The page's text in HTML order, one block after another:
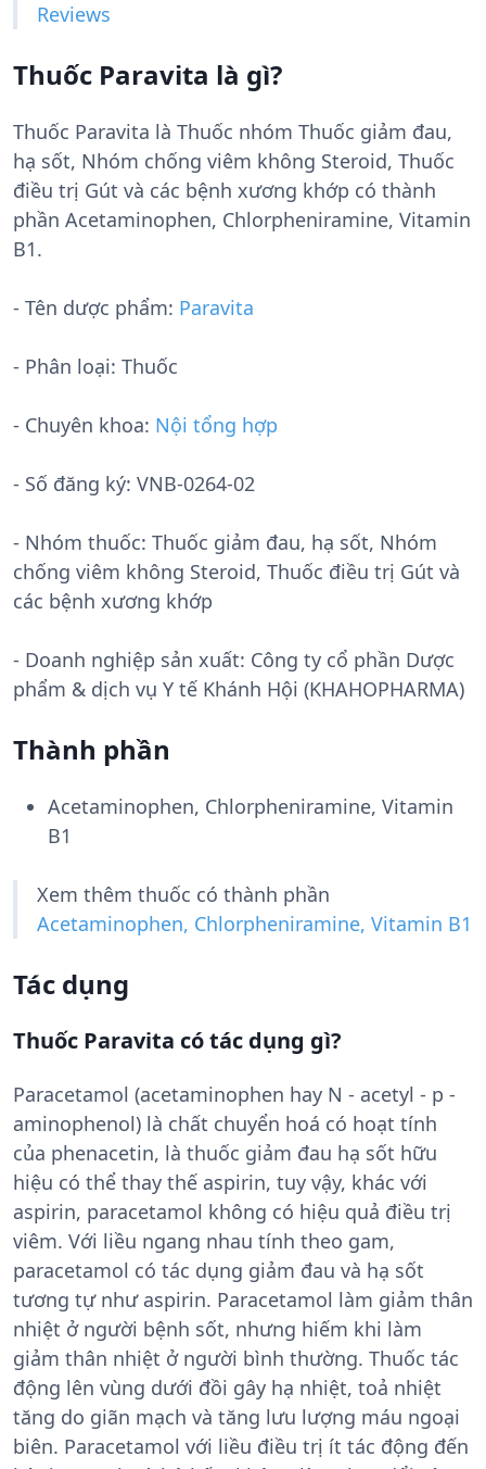
Reviews
Thuốc Paravita là gì?
Thuốc Paravita là Thuốc nhóm Thuốc giảm đau,
hạ sốt, Nhóm chống viêm không Steroid, Thuốc
điều trị Gút và các bệnh xương khớp có thành
phần Acetaminophen, Chlorpheniramine, Vitamin
B1.
- Tên dược phẩm: Paravita
- Phân loại: Thuốc
- Chuyên khoa: Nội tổng hợp
- Số đăng ký: VNB-0264-02
- Nhóm thuốc: Thuốc giảm đau, hạ sốt, Nhóm
chống viêm không Steroid, Thuốc điều trị Gút và
các bệnh xương khớp
- Doanh nghiệp sản xuất: Công ty cổ phần Dược
phẩm & dịch vụ Y tế Khánh Hội (KHAHOPHARMA)
Thành phần
Acetaminophen, Chlorpheniramine, Vitamin
B1
Xem thêm thuốc có thành phần
Acetaminophen, Chlorpheniramine, Vitamin B1
Tác dụng
Thuốc Paravita có tác dụng gì?
Paracetamol (acetaminophen hay N - acetyl - p -
aminophenol) là chất chuyển hoá có hoạt tính
của phenacetin, là thuốc giảm đau hạ sốt hữu
hiệu có thể thay thế aspirin, tuy vậy, khác với
aspirin, paracetamol không có hiệu quả điều trị
viêm. Với liều ngang nhau tính theo gam,
paracetamol có tác dụng giảm đau và hạ sốt
tương tự như aspirin. Paracetamol làm giảm thân
nhiệt ở người bệnh sốt, nhưng hiếm khi làm
giảm thân nhiệt ở người bình thường. Thuốc tác
động lên vùng dưới đồi gây hạ nhiệt, toả nhiệt
tăng do giãn mạch và tăng lưu lượng máu ngoại
biên. Paracetamol với liều điều trị ít tác động đến